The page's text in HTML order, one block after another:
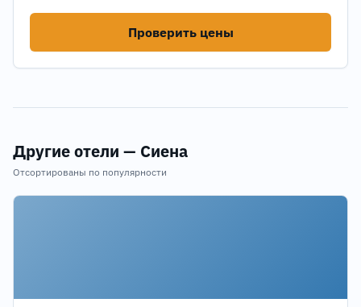
Проверить цены
Другие отели — Сиена
Отсортированы по популярности